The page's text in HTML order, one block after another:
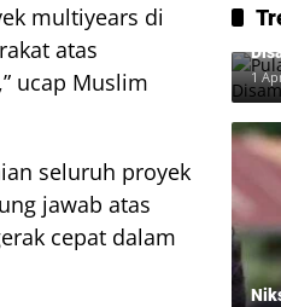
multiyears di
atas
ucap Muslim
seluruh proyek
jawab atas
cepat dalam
1